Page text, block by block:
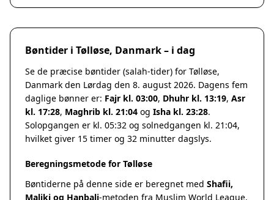
Bøntider i Tølløse, Danmark – i dag
Se de præcise bøntider (salah-tider) for Tølløse,
Danmark den Lørdag den 8. august 2026. Dagens fem
daglige bønner er: Fajr kl. 03:00, Dhuhr kl. 13:19, Asr
kl. 17:28, Maghrib kl. 21:04 og Isha kl. 23:28.
Solopgangen er kl. 05:32 og solnedgangen kl. 21:04,
hvilket giver 15 timer og 32 minutter dagslys.
Beregningsmetode for Tølløse
Bøntiderne på denne side er beregnet med Shafii,
Maliki og Hanbali-metoden fra Muslim World League,